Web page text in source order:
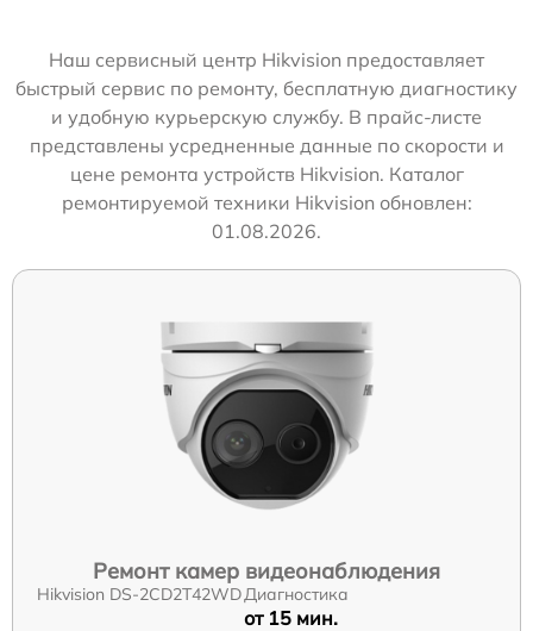
Наш сервисный центр Hikvision предоставляет
быстрый сервис по ремонту, бесплатную диагностику
и удобную курьерскую службу. В прайс-листе
представлены усредненные данные по скорости и
цене ремонта устройств Hikvision. Каталог
ремонтируемой техники Hikvision обновлен:
01.08.2026.
Ремонт камер видеонаблюдения
Hikvision DS-2CD2T42WDДиагностика
от 15 мин.